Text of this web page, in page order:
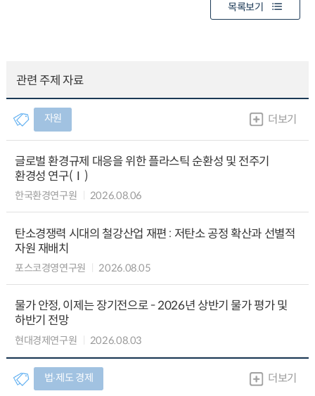
목록보기
관련 주제 자료
자원 더보기
글로벌 환경규제 대응을 위한 플라스틱 순환성 및 전주기
환경성 연구(Ⅰ)
한국환경연구원 2026.08.06
탄소경쟁력 시대의 철강산업 재편 : 저탄소 공정 확산과 선별적
자원 재배치
포스코경영연구원 2026.08.05
물가 안정, 이제는 장기전으로 - 2026년 상반기 물가 평가 및
하반기 전망
현대경제연구원 2026.08.03
법∙제도 경제 더보기